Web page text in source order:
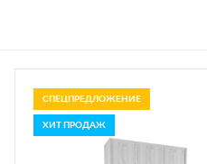
СПЕЦПРЕДЛОЖЕНИЕ
ХИТ ПРОДАЖ